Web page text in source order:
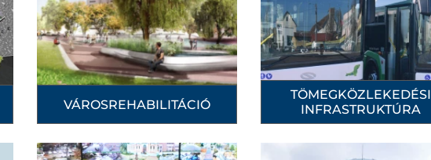
VÁROSREHABILITÁCIÓ
TÖMEGKÖZLEKEDÉSI
INFRASTRUKTÚRA